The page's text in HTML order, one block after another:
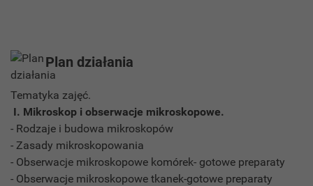
Plan działania
Tematyka zajęć.
I. Mikroskop i obserwacje mikroskopowe.
- Rodzaje i budowa mikroskopów
- Zasady mikroskopowania
- Obserwacje mikroskopowe komórek- gotowe preparaty
- Obserwacje mikroskopowe tkanek-gotowe preparaty